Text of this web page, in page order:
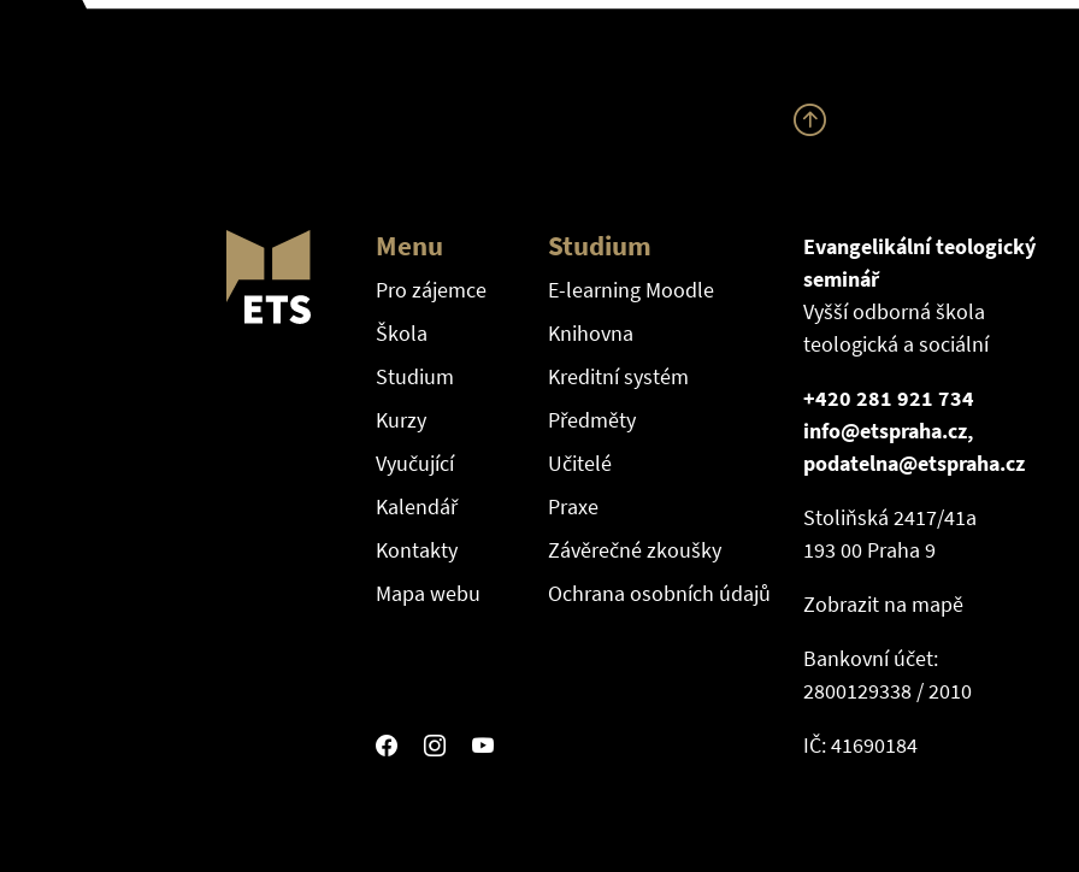
Menu
Pro zájemce
Škola
Studium
Kurzy
Vyučující
Kalendář
Kontakty
Mapa webu
Studium
E-learning Moodle
Knihovna
Kreditní systém
Předměty
Učitelé
Praxe
Závěrečné zkoušky
Ochrana osobních údajů
Evangelikální teologický
seminář
Vyšší odborná škola
teologická a sociální
+420 281 921 734
info@etspraha.cz,
podatelna@etspraha.cz
Stoliňská 2417/41a
193 00 Praha 9
Zobrazit na mapě
Bankovní účet:
2800129338 / 2010
IČ: 41690184